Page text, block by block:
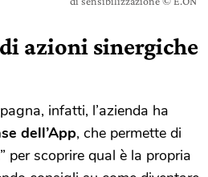
azioni sinergiche
infatti, l’azienda ha
dell’App, che permette di
per scoprire qual è la propria